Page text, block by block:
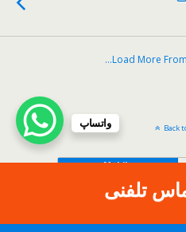
Load More
Back
Mobile
Tech Tips
واتساپ
تلفنی